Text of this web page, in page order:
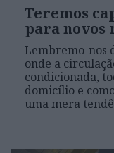
Teremos
para novos
Lembremo-nos
onde a
condicionada,
domicílio e
uma mera